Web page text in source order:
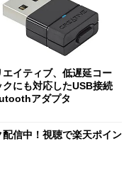
エイティブ、低遅延コー
クにも対応したUSB接続
アダプタ
配信中！視聴で楽天ポイン